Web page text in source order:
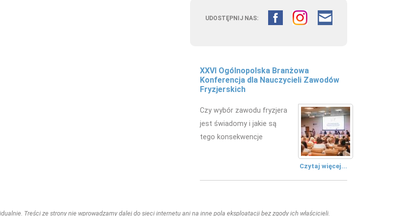
UDOSTĘPNIJ NAS:
XXVI Ogólnopolska Branżowa
Konferencja dla Nauczycieli Zawodów
Fryzjerskich
Czy wybór zawodu fryzjera
jest świadomy i jakie są
tego konsekwencje
Czytaj więcej...
Treści ze strony nie wprowadzamy dalej do sieci internetu ani na inne pola eksploatacji bez zgody ich właścicieli.